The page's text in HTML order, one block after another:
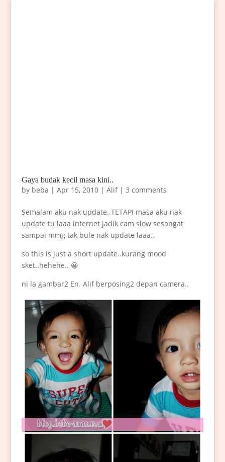
Gaya budak kecil masa kini..
by beba | Apr 15, 2010| Alif| 3 comments
Semalam aku nak update..TETAPI masa aku nak
update tu laaa internet jadik cam slow sesangat
sampai mmg tak bule nak update laaa..
so this is just a short update..kurang mood
sket..hehehe.. 😀
ni la gambar2 En. Alif berposing2 depan camera..